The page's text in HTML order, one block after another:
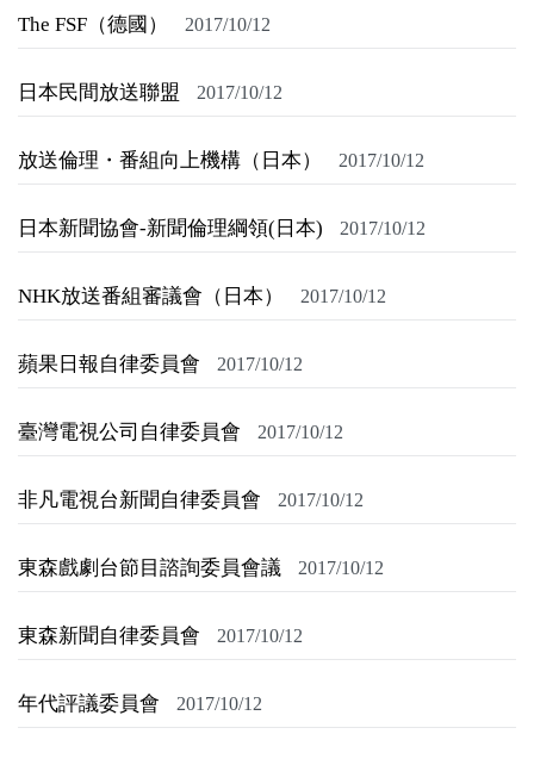
優質兒少
媒體素養
研究計畫
The FSF（德國） 2017/10/12
日本民間放送聯盟 2017/10/12
放送倫理・番組向上機構（日本） 2017/10/12
日本新聞協會-新聞倫理綱領(日本) 2017/10/12
NHK放送番組審議會（日本） 2017/10/12
蘋果日報自律委員會 2017/10/12
臺灣電視公司自律委員會 2017/10/12
非凡電視台新聞自律委員會 2017/10/12
東森戲劇台節目諮詢委員會議 2017/10/12
東森新聞自律委員會 2017/10/12
年代評議委員會 2017/10/12